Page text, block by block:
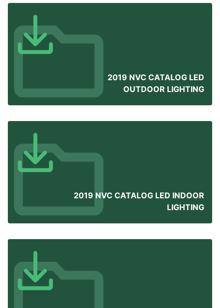
2019 NVC CATALOG LED
OUTDOOR LIGHTING
2019 NVC CATALOG LED INDOOR
LIGHTING